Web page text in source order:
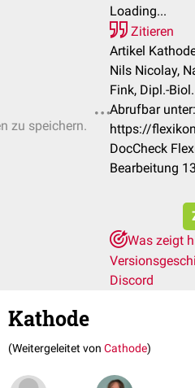
zu speichern.
Loading...
Zitieren
Artikel
Nils Nicolay,
Fink, Dipl.-
Abrufbar unter:
https://
DocCheck
Bearbeitung
Was zeigt
Discord
Kathode
(Weitergeleitet von Cathode)